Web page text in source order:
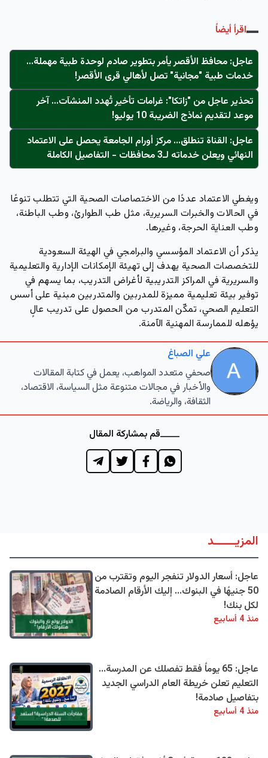
اقرأ أيضاً
عاجل: محافظ الأقصر يأمر بتطوير صادم لوحدة طبية مهملة...
خدمات طبية "مجانية" تصل لأهالي قرى الأقصر!
تحذير عاجل من "زاتكا": غرامات تأخير تُهدد المنشآت… آخر
موعد لتقديم نماذج الضريبة 10 يوليو!
عاجل: القناة تنطلق... مركز أورام الجامعة يحصل على الاعتماد
النهائي ويعلن خدماته لـ3 محافظات - التفاصيل الكاملة
ويغطي الاعتماد عددًا من الاختصاصات الصحية التي تتطلب تنوعًا
في الحالات والخبرات السريرية، مثل طب الطوارئ، وطب الباطنة،
وطب العناية الحرجة، وغيرها.
يذكر أن الاعتماد المؤسسي والبرامجي في الهيئة السعودية
للتخصصات الصحية يهدف إلى تهيئة الإمكانات الإدارية والتعليمية
والسريرية في المراكز التدريبية لأغراض التدريب، بما يسهم في
توفير بيئة تعليمية مميزة للمدربين والمتدربين مبنية على أسس
التعليم الصحي، تمكّن المتدرب من الحصول على تدريب عالٍ
يؤهله للممارسة المهنية الآمنة.
علي الصباغ
صحفي متعدد المواهب، يعمل في كتابة المقالات
والأخبار في مجالات متنوعة مثل السياسة، الاقتصاد،
الثقافة، والرياضة.
قم بمشاركة المقال
المزيــــــد
عاجل: أسعار الدولار تنفجر اليوم وتقترب من
50 جنيهًا في البنوك... إليك الأرقام الصادمة
لكل بنك!
منذ 4 أسابيع
عاجل: 65 يوماً فقط تفصلك عن المدرسة...
التعليم تعلن خريطة العام الدراسي الجديد
بتفاصيل صادمة!
منذ 4 أسابيع